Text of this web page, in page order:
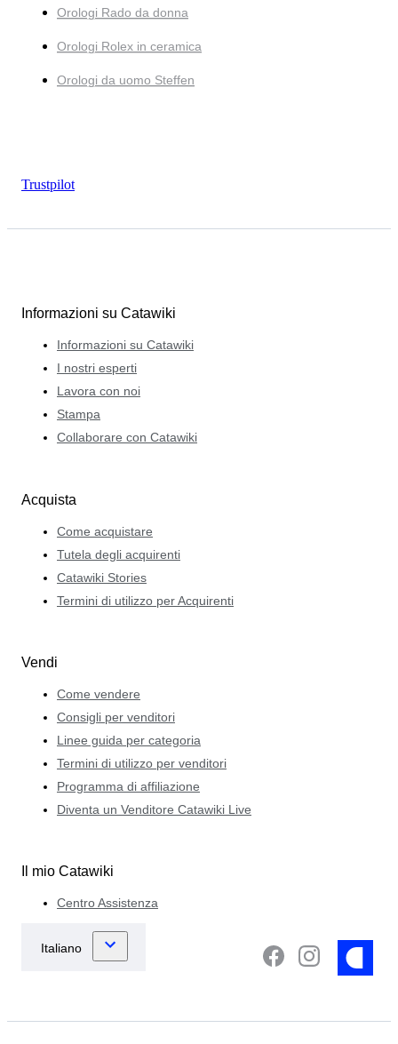
Orologi Rado da donna
Orologi Rolex in ceramica
Orologi da uomo Steffen
Trustpilot
Informazioni su Catawiki
Informazioni su Catawiki
I nostri esperti
Lavora con noi
Stampa
Collaborare con Catawiki
Acquista
Come acquistare
Tutela degli acquirenti
Catawiki Stories
Termini di utilizzo per Acquirenti
Vendi
Come vendere
Consigli per venditori
Linee guida per categoria
Termini di utilizzo per venditori
Programma di affiliazione
Diventa un Venditore Catawiki Live
Il mio Catawiki
Centro Assistenza